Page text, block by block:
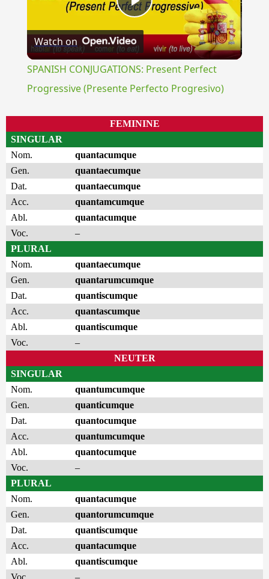
Play
Video
Watch on
SPANISH CONJUGATIONS: Present Perfect
Progressive (Presente Perfecto Progresivo)
FEMININE
SINGULAR
Nom.
quantacumque
Gen.
quantaecumque
Dat.
quantaecumque
Acc.
quantamcumque
Abl.
quantacumque
Voc.
–
PLURAL
Nom.
quantaecumque
Gen.
quantarumcumque
Dat.
quantiscumque
Acc.
quantascumque
Abl.
quantiscumque
Voc.
–
NEUTER
SINGULAR
Nom.
quantumcumque
Gen.
quanticumque
Dat.
quantocumque
Acc.
quantumcumque
Abl.
quantocumque
Voc.
–
PLURAL
Nom.
quantacumque
Gen.
quantorumcumque
Dat.
quantiscumque
Acc.
quantacumque
Abl.
quantiscumque